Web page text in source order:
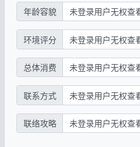
年龄容貌 未登录用户无权查
环境评分 未登录用户无权查
总体消费 未登录用户无权查
联系方式 未登录用户无权查
联络攻略 未登录用户无权查